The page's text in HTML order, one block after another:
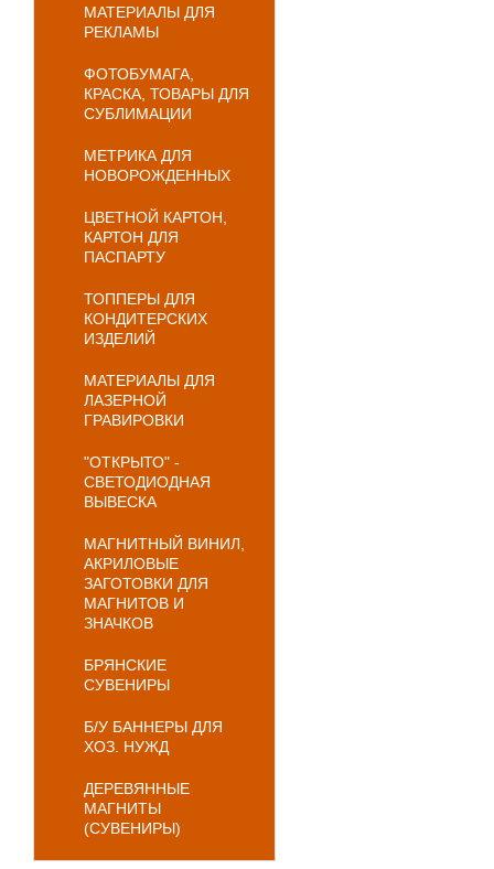
МАТЕРИАЛЫ ДЛЯ
РЕКЛАМЫ
ФОТОБУМАГА,
КРАСКА, ТОВАРЫ ДЛЯ
СУБЛИМАЦИИ
МЕТРИКА ДЛЯ
НОВОРОЖДЕННЫХ
ЦВЕТНОЙ КАРТОН,
КАРТОН ДЛЯ
ПАСПАРТУ
ТОППЕРЫ ДЛЯ
КОНДИТЕРСКИХ
ИЗДЕЛИЙ
МАТЕРИАЛЫ ДЛЯ
ЛАЗЕРНОЙ
ГРАВИРОВКИ
"ОТКРЫТО" -
СВЕТОДИОДНАЯ
ВЫВЕСКА
МАГНИТНЫЙ ВИНИЛ,
АКРИЛОВЫЕ
ЗАГОТОВКИ ДЛЯ
МАГНИТОВ И
ЗНАЧКОВ
БРЯНСКИЕ
СУВЕНИРЫ
Б/У БАННЕРЫ ДЛЯ
ХОЗ. НУЖД
ДЕРЕВЯННЫЕ
МАГНИТЫ
(СУВЕНИРЫ)